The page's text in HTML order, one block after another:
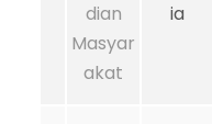
dian
Masyar
akat
ia